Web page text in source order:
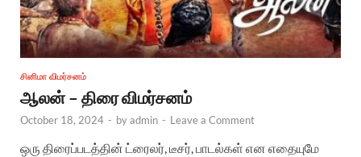
சினிமா விமர்சனம்
ஆலன் – திரை விமர்சனம்
October 18, 2024 - byadmin - Leave a Comment
ஒரு திரைப்படத்தின் ட்ரைலர், டீசர், பாடல்கள் என எதையுமே